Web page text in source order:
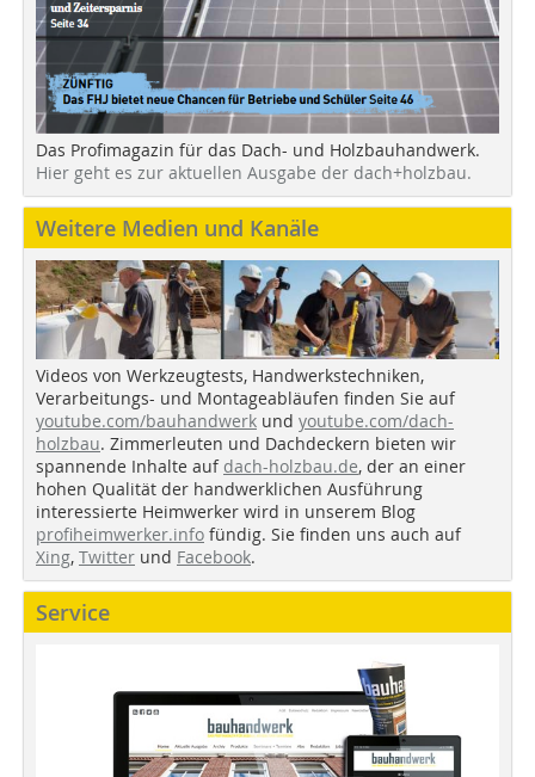
Das Profimagazin für das Dach- und Holzbauhandwerk.
Hier geht es zur aktuellen Ausgabe der dach+holzbau.
Weitere Medien und Kanäle
Videos von Werkzeugtests, Handwerkstechniken,
Verarbeitungs- und Montageabläufen finden Sie auf
youtube.com/bauhandwerk und youtube.com/dach-
holzbau. Zimmerleuten und Dachdeckern bieten wir
spannende Inhalte auf dach-holzbau.de, der an einer
hohen Qualität der handwerklichen Ausführung
interessierte Heimwerker wird in unserem Blog
profiheimwerker.info fündig. Sie finden uns auch auf
Xing, Twitter und Facebook.
Service